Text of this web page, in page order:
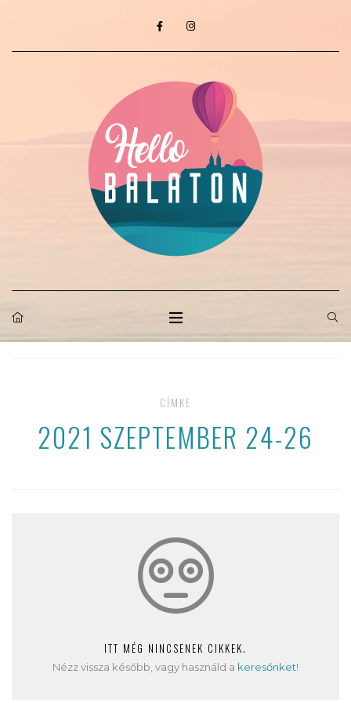
CÍMKE
2021 SZEPTEMBER 24-26
ITT MÉG NINCSENEK CIKKEK.
Nézz vissza később, vagy használd a keresőnket!